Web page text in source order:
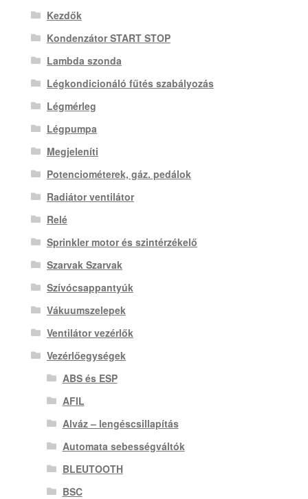
Kezdők
Kondenzátor START STOP
Lambda szonda
Légkondicionáló fűtés szabályozás
Légmérleg
Légpumpa
Megjeleníti
Potenciométerek, gáz. pedálok
Radiátor ventilátor
Relé
Sprinkler motor és szintérzékelő
Szarvak Szarvak
Szívócsappantyúk
Vákuumszelepek
Ventilátor vezérlők
Vezérlőegységek
ABS és ESP
AFIL
Alváz – lengéscsillapítás
Automata sebességváltók
BLEUTOOTH
BSC